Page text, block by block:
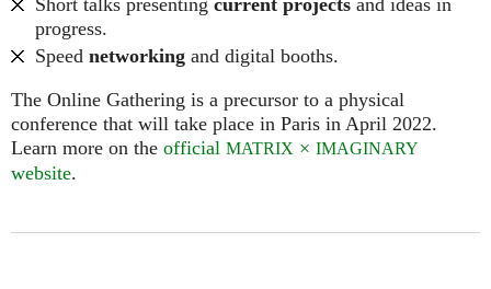
progress.
Speed networking and digital booths.
The Online Gathering is a precursor to a physical
conference that will take place in Paris in April 2022.
Learn more on the official MATRIX × IMAGINARY
website.